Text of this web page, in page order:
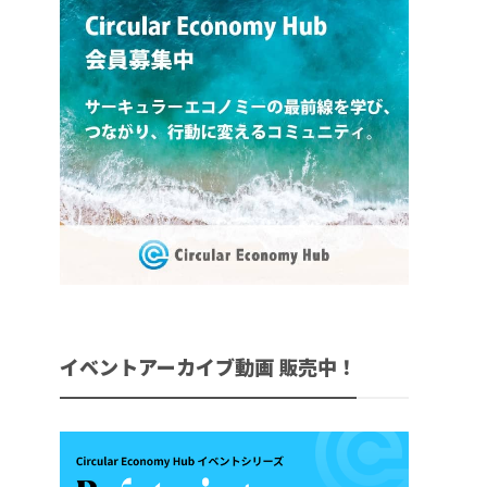
イベントアーカイブ動画 販売中！